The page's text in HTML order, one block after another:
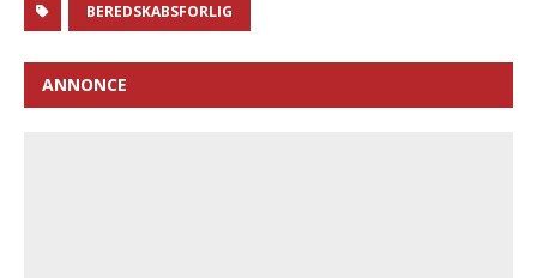
BEREDSKABSFORLIG
ANNONCE